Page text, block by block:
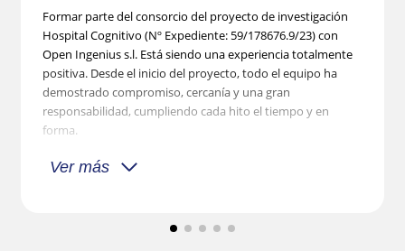
Formar parte del consorcio del proyecto de investigación
Hospital Cognitivo (Nº Expediente: 59/178676.9/23) con
Open Ingenius s.l. Está siendo una experiencia totalmente
positiva. Desde el inicio del proyecto, todo el equipo ha
demostrado compromiso, cercanía y una gran
responsabilidad, cumpliendo cada hito el tiempo y en
forma.
Ver más